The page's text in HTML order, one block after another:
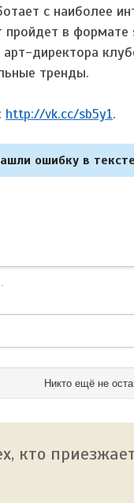
с наиболее
в формате
директора
тренды.
http://vk.cc/sb5y1.
ошибку в
Никто ещё не
кто